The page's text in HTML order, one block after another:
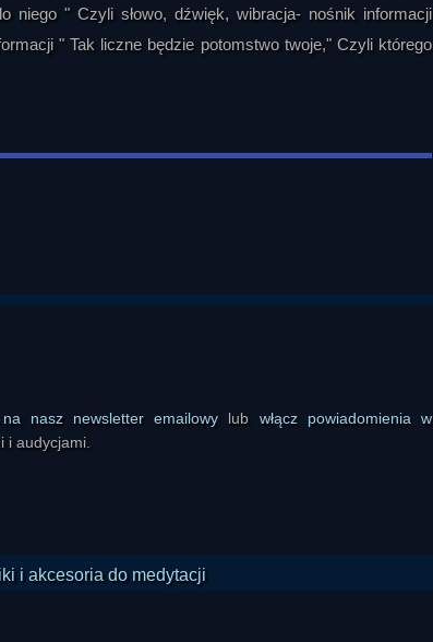
" Czyli słowo, dźwięk, wibracja- nośnik informacji
" Tak liczne będzie potomstwo twoje," Czyli którego
nasz newsletter emailowy lub włącz powiadomienia w
i audycjami.